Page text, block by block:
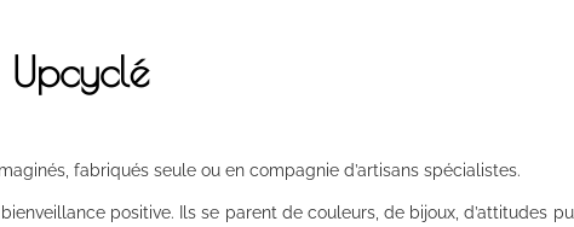
Upcyclé
fabriqués seule ou en compagnie d’artisans spécialistes.
positive. Ils se parent de couleurs, de bijoux, d’attitudes